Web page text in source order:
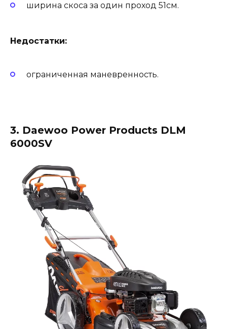
ширина скоса за один проход 51см.
Недостатки:
ограниченная маневренность.
3. Daewoo Power Products DLM
6000SV